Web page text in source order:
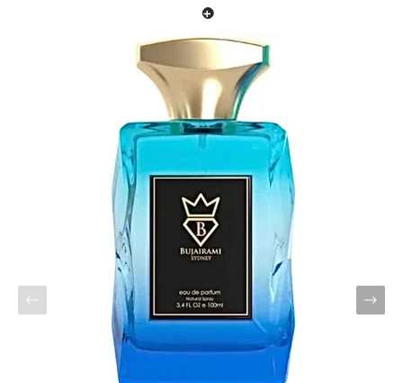
Din e-postadress kommer inte publiceras.
Spara mitt namn, min e-postadress och webbplats i denna
webbläsare till nästa gång jag skriver en kommentar.
LÄGG I VARUKORG